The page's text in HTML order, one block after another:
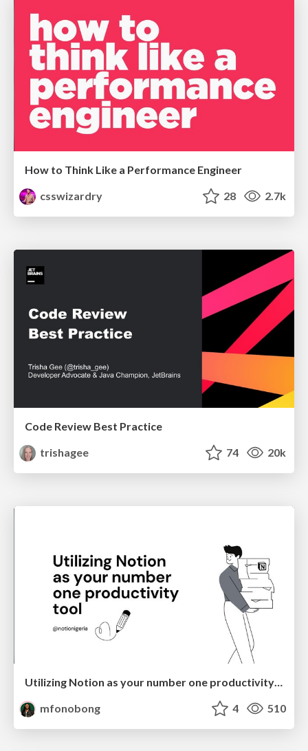
How to Think Like a Performance Engineer
csswizardry
28 2.7k
Code Review Best Practice
trishagee
74 20k
Utilizing Notion as your number one productivity tool
mfonobong
4 510